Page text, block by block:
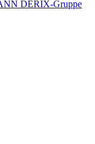
DERIX-Gruppe